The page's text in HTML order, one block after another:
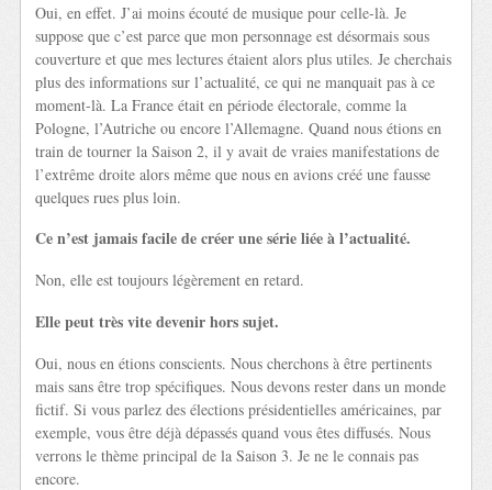
Oui, en effet. J’ai moins écouté de musique pour celle-là. Je
suppose que c’est parce que mon personnage est désormais sous
couverture et que mes lectures étaient alors plus utiles. Je cherchais
plus des informations sur l’actualité, ce qui ne manquait pas à ce
moment-là. La France était en période électorale, comme la
Pologne, l’Autriche ou encore l’Allemagne. Quand nous étions en
train de tourner la Saison 2, il y avait de vraies manifestations de
l’extrême droite alors même que nous en avions créé une fausse
quelques rues plus loin.
Ce n’est jamais facile de créer une série liée à l’actualité.
Non, elle est toujours légèrement en retard.
Elle peut très vite devenir hors sujet.
Oui, nous en étions conscients. Nous cherchons à être pertinents
mais sans être trop spécifiques. Nous devons rester dans un monde
fictif. Si vous parlez des élections présidentielles américaines, par
exemple, vous être déjà dépassés quand vous êtes diffusés. Nous
verrons le thème principal de la Saison 3. Je ne le connais pas
encore.